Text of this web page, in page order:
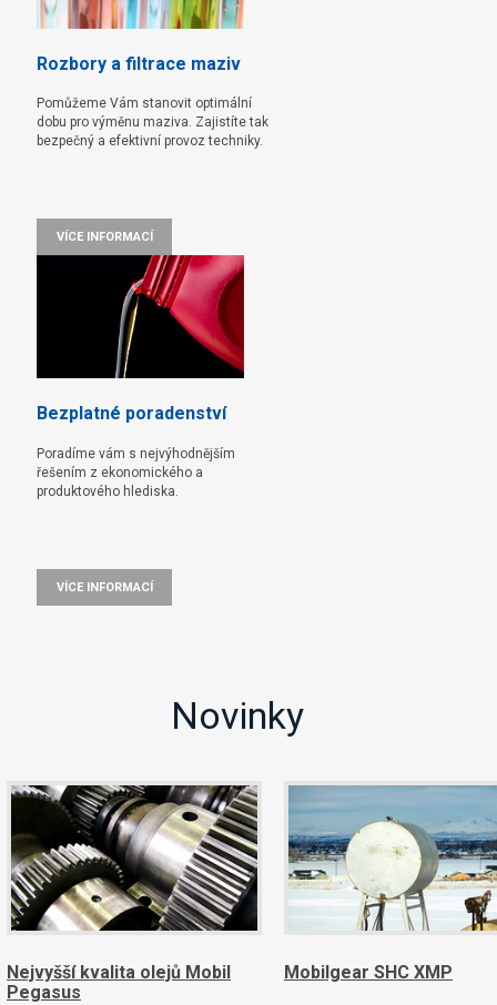
Rozbory a filtrace maziv
Pomůžeme Vám stanovit optimální
dobu pro výměnu maziva. Zajistíte tak
bezpečný a efektivní provoz techniky.
VÍCE INFORMACÍ
Bezplatné poradenství
Poradíme vám s nejvýhodnějším
řešením z ekonomického a
produktového hlediska.
VÍCE INFORMACÍ
Novinky
Nejvyšší kvalita olejů Mobil
Pegasus
Mobilgear SHC XMP